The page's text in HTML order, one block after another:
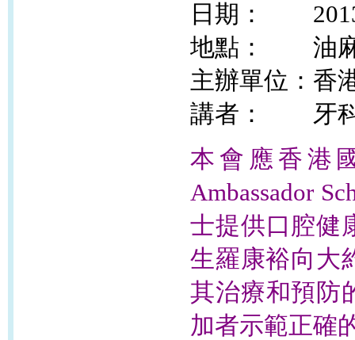
日期： 2013
地點： 油麻
主辦單位：香
講者： 牙
本會應香港
Ambassador
士提供口腔健
生羅康裕向大
其治療和預防
加者示範正確